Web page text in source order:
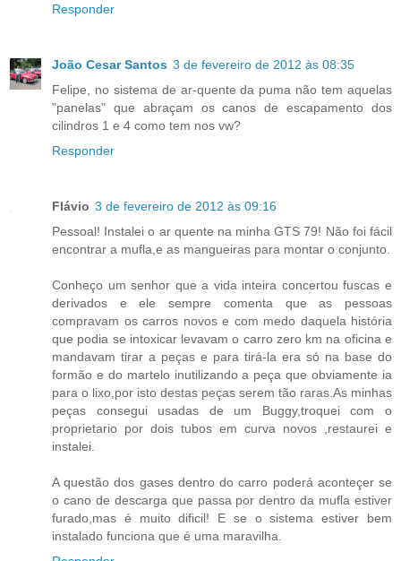
Responder
João Cesar Santos 3 de fevereiro de 2012 às 08:35
Felipe, no sistema de ar-quente da puma não tem aquelas
"panelas" que abraçam os canos de escapamento dos
cilindros 1 e 4 como tem nos vw?
Responder
Flávio 3 de fevereiro de 2012 às 09:16
Pessoal! Instalei o ar quente na minha GTS 79! Não foi fácil
encontrar a mufla,e as mangueiras para montar o conjunto.
Conheço um senhor que a vida inteira concertou fuscas e
derivados e ele sempre comenta que as pessoas
compravam os carros novos e com medo daquela história
que podia se intoxicar levavam o carro zero km na oficina e
mandavam tirar a peças e para tirá-la era só na base do
formão e do martelo inutilizando a peça que obviamente ia
para o lixo,por isto destas peças serem tão raras.As minhas
peças consegui usadas de um Buggy,troquei com o
proprietario por dois tubos em curva novos ,restaurei e
instalei.
A questão dos gases dentro do carro poderá aconteçer se
o cano de descarga que passa por dentro da mufla estiver
furado,mas é muito dificil! E se o sistema estiver bem
instalado funciona que é uma maravilha.